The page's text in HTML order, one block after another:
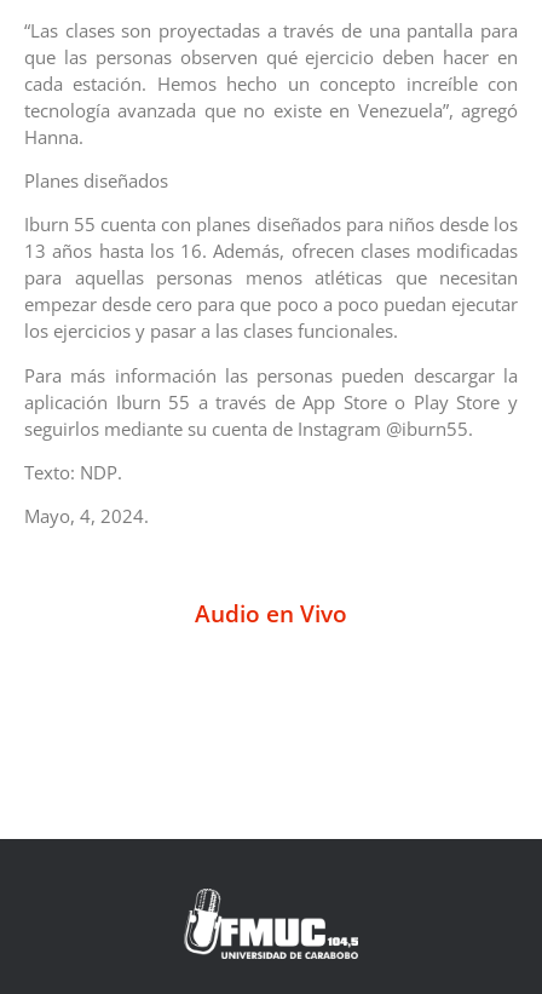
“Las clases son proyectadas a través de una pantalla para
que las personas observen qué ejercicio deben hacer en
cada estación. Hemos hecho un concepto increíble con
tecnología avanzada que no existe en Venezuela”, agregó
Hanna.
Planes diseñados
Iburn 55 cuenta con planes diseñados para niños desde los
13 años hasta los 16. Además, ofrecen clases modificadas
para aquellas personas menos atléticas que necesitan
empezar desde cero para que poco a poco puedan ejecutar
los ejercicios y pasar a las clases funcionales.
Para más información las personas pueden descargar la
aplicación Iburn 55 a través de App Store o Play Store y
seguirlos mediante su cuenta de Instagram @iburn55.
Texto: NDP.
Mayo, 4, 2024.
Audio en Vivo